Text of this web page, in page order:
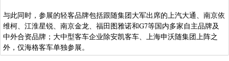
与此同时，参展的轻客品牌包括跟随集团大军出席的上汽大通、南京依
维柯、江淮星锐、南京金龙、福田图雅诺和G7等国内多家自主品牌及
中外合资品牌；大中型客车企业除安凯客车、上海申沃随集团上阵之
外，仅海格客车单独参展。